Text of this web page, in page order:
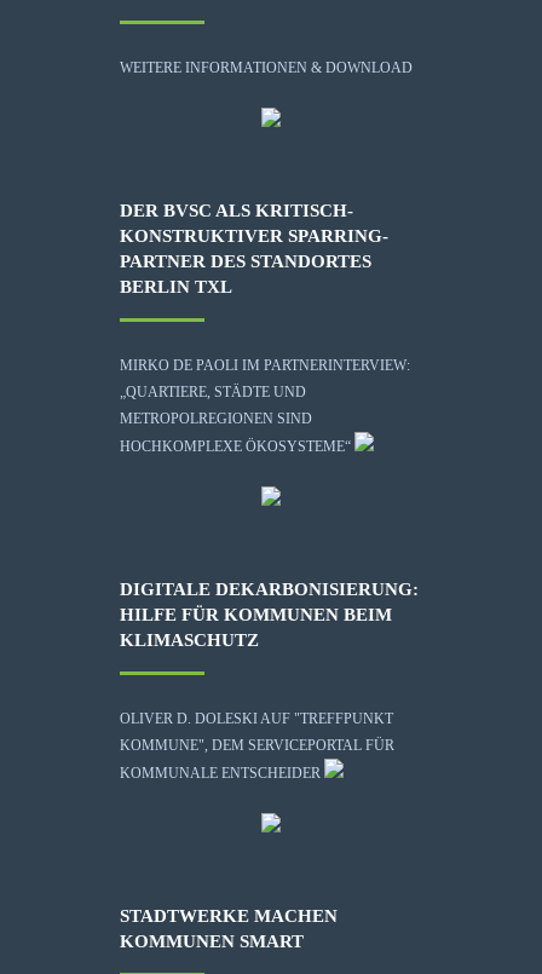
WEITERE INFORMATIONEN & DOWNLOAD
DER BVSC ALS KRITISCH-
KONSTRUKTIVER SPARRING-
PARTNER DES STANDORTES
BERLIN TXL
MIRKO DE PAOLI IM PARTNERINTERVIEW:
„QUARTIERE, STÄDTE UND
METROPOLREGIONEN SIND
HOCHKOMPLEXE ÖKOSYSTEME“
DIGITALE DEKARBONISIERUNG:
HILFE FÜR KOMMUNEN BEIM
KLIMASCHUTZ
OLIVER D. DOLESKI AUF "TREFFPUNKT
KOMMUNE", DEM SERVICEPORTAL FÜR
KOMMUNALE ENTSCHEIDER
STADTWERKE MACHEN
KOMMUNEN SMART